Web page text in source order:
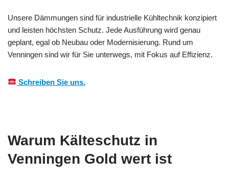
Unsere Dämmungen sind für industrielle Kühltechnik konzipiert
und leisten höchsten Schutz. Jede Ausführung wird genau
geplant, egal ob Neubau oder Modernisierung. Rund um
Venningen sind wir für Sie unterwegs, mit Fokus auf Effizienz.
Schreiben Sie uns.
Warum Kälteschutz in
Venningen Gold wert ist